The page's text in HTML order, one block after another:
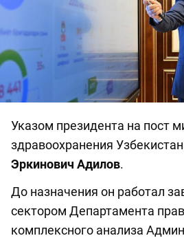
Указом президента на пост
здравоохранения
Эркинович Адилов.
До назначения он работал
сектором Департамента
комплексного анализа